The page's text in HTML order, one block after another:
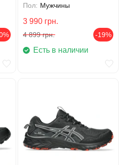
Пол: Мужчины
3 990 грн.
4 899 грн. -19%
Есть в наличии